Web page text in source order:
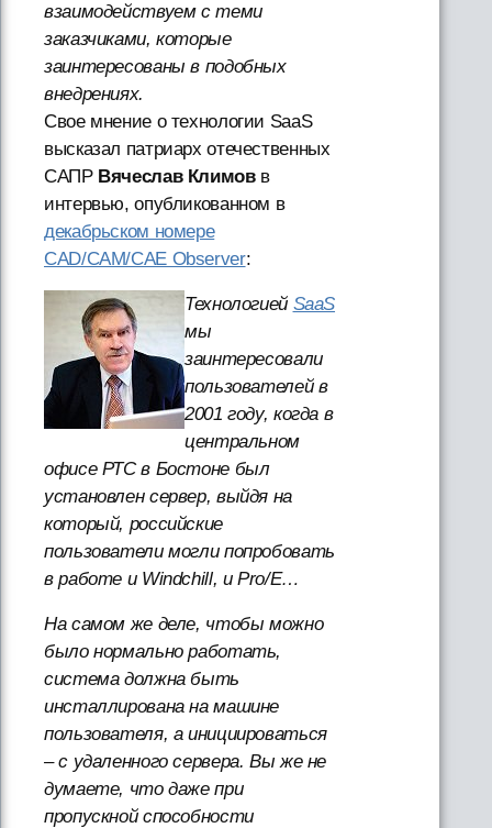
взаимодействуем с теми
заказчиками, которые
заинтересованы в подобных
внедрениях.
Свое мнение о технологии SaaS
высказал патриарх отечественных
САПР Вячеслав Климовв
интервью, опубликованном в
декабрьском номере
CAD/CAM/CAE Observer:
Технологией SaaS
мы
заинтересовали
пользователей в
2001 году, когда в
центральном
офисе РТС в Бостоне был
установлен сервер, выйдя на
который, российские
пользователи могли попробовать
в работе и Windchill, и Pro/E…
На самом же деле, чтобы можно
было нормально работать,
система должна быть
инсталлирована на машине
пользователя, а инициироваться
– с удаленного сервера. Вы же не
думаете, что даже при
пропускной способности